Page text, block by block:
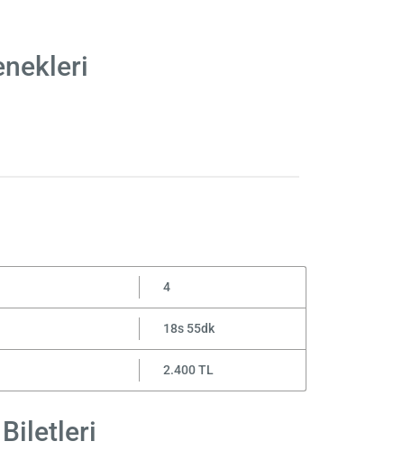
4
18s 55dk
2.400 TL
Biletleri